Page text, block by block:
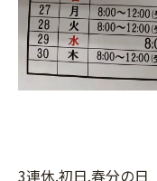
3連休.初日.春分の日